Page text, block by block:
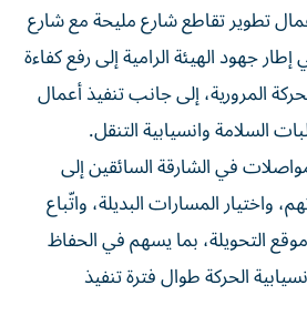
تطوير تقاطع شارع مليحة مع شارع
جهود الهيئة الرامية إلى رفع كفاءة
المرورية، إلى جانب تنفيذ أعمال
السلامة وانسيابية التنقل.
في الشارقة السائقين إلى
واختيار المسارات البديلة، واتّباع
التحويلة، بما يسهم في الحفاظ
الحركة طوال فترة تنفيذ